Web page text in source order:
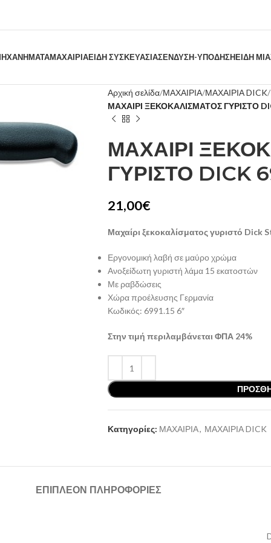
ΜΑΧΑΙΡΙΑΕΙΔΗ ΣΥΣΚΕΥΑΣΙΑΣΕΝΔΥΣΗ-ΥΠΟΔΗΣΗΕΙΔΗ
Αρχική σελίδα ΜΑΧΑΙΡΙΑ ΜΑΧΑΙΡΙΑ DICK
ΜΑΧΑΙΡΙ ΞΕΚΟΚΑΛΙΣΜΑΤΟΣ ΓΥΡΙΣΤΟ
ΜΑΧΑΙΡΙ
ΓΥΡΙΣΤΟ DICK
21,00€
Μαχαίρι ξεκοκαλίσματος γυριστό
Εργονομική λαβή σε μαύρο χρώμα
Ανοξείδωτη γυριστή λάμα 15 εκατοστών
Με ραβδώσεις
Χώρα προέλευσης Γερμανία
Κωδικός: 6991.15 6″
Στην τιμή περιλαμβάνεται ΦΠΑ 24%
Κατηγορίες: ΜΑΧΑΙΡΙΑ, ΜΑΧΑΙΡΙΑ DICK
ΕΠΙΠΛΈΟΝ ΠΛΗΡΟΦΟΡΊΕΣ